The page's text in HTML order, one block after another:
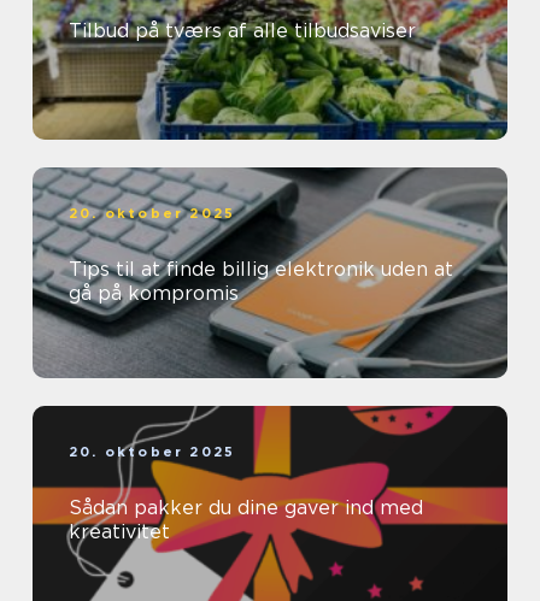
Tilbud på tværs af alle tilbudsaviser
20. oktober 2025
Tips til at finde billig elektronik uden at
gå på kompromis
20. oktober 2025
Sådan pakker du dine gaver ind med
kreativitet